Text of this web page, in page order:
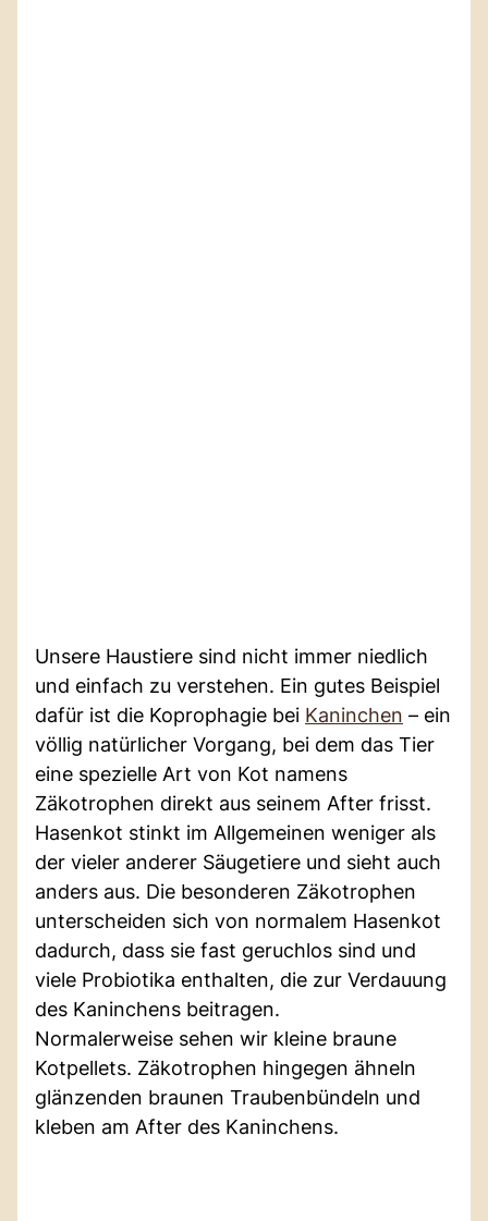
Unsere Haustiere sind nicht immer niedlich
und einfach zu verstehen. Ein gutes Beispiel
dafür ist die Koprophagie bei Kaninchen – ein
völlig natürlicher Vorgang, bei dem das Tier
eine spezielle Art von Kot namens
Zäkotrophen direkt aus seinem After frisst.
Hasenkot stinkt im Allgemeinen weniger als
der vieler anderer Säugetiere und sieht auch
anders aus. Die besonderen Zäkotrophen
unterscheiden sich von normalem Hasenkot
dadurch, dass sie fast geruchlos sind und
viele Probiotika enthalten, die zur Verdauung
des Kaninchens beitragen.
Normalerweise sehen wir kleine braune
Kotpellets. Zäkotrophen hingegen ähneln
glänzenden braunen Traubenbündeln und
kleben am After des Kaninchens.